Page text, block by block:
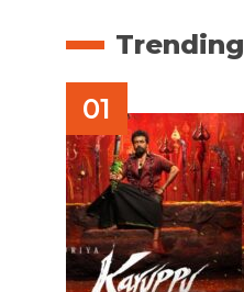
Trending